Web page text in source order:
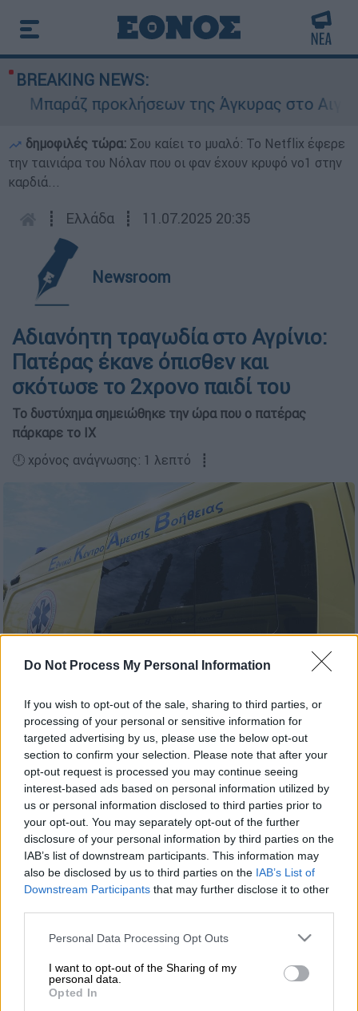
Do Not Process My Personal Information
If you wish to opt-out of the sale, sharing to third parties, or
processing of your personal or sensitive information for
targeted advertising by us, please use the below opt-out
section to confirm your selection. Please note that after your
opt-out request is processed you may continue seeing
interest-based ads based on personal information utilized by
us or personal information disclosed to third parties prior to
your opt-out. You may separately opt-out of the further
disclosure of your personal information by third parties on the
IAB’s list of downstream participants. This information may
also be disclosed by us to third parties on the IAB’s List of
Downstream Participants that may further disclose it to other
Please note that this website/app uses one or more Google
not limited to your visit or usage behaviour. You may click to
grant or deny consent to Google and its third-party tags to
use your data for below specified purposes in below Google
Personal Data Processing Opt Outs
I want to opt-out of the Sharing of my
personal data.
Opted In
BREAKING NEWS:
Μπαράζ προκλήσεων της Άγκυρας στο Αιγαίο:
δημοφιλές τώρα: Σου καίει το μυαλό: Το Netflix έφερε
την ταινιάρα του Νόλαν που οι φαν έχουν κρυφό νο1 στην
καρδιά...
┋ Ελλάδα ┋ 11.07.2025 20:35
Newsroom
Αδιανόητη τραγωδία στο Αγρίνιο:
Πατέρας έκανε όπισθεν και
σκότωσε το 2χρονο παιδί του
Το δυστύχημα σημειώθηκε την ώρα που ο πατέρας
πάρκαρε το ΙΧ
🕛 χρόνος ανάγνωσης: 1 λεπτό ┋
ΕΚΑΒ (ΤΑΤΙΑΝΑ ΜΠΟΛΑΡΗ/EUROKINISSI)
Προσθέστε το ΕΘΝΟΣ στη Google
Σοκ έχει προκαλέσει στοΑγρίνιομια
ανείπωτη οικογενειακή τραγωδία, καθώς ένα
δίχρονο αγοράκιέχασε τη ζωή του όταν
παρασύρθηκεαπό το αυτοκίνητο του ίδιου
του πατέρα του .
Τοτραγικό περιστατικόσημειώθηκε το
απόγευμα της Παρασκευής (11/07), σύμφωνα
agrinionews.gr.